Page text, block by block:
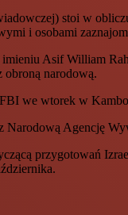
stoi w
i osobami
Asif William
narodową.
we wtorek w
Narodową Agencję
przygotowań